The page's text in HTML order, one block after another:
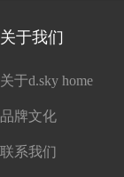
关于我们
关于d.sky home
品牌文化
联系我们